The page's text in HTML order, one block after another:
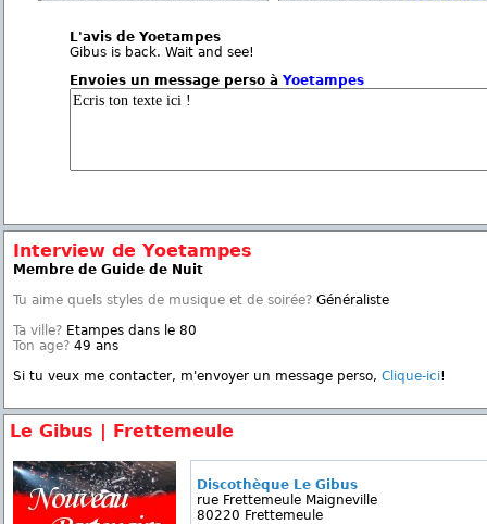
L'avis de Yoetampes
Gibus is back. Wait and see!
Envoies un message perso à Yoetampes
Interview de Yoetampes
Membre de Guide de Nuit
Tu aime quels styles de musique et de soirée? Généraliste
Ta ville? Etampes dans le 80
Ton age? 49 ans
Si tu veux me contacter, m'envoyer un message perso, Clique-ici!
Le Gibus | Frettemeule
Discothèque Le Gibus
rue Frettemeule Maigneville
80220 Frettemeule